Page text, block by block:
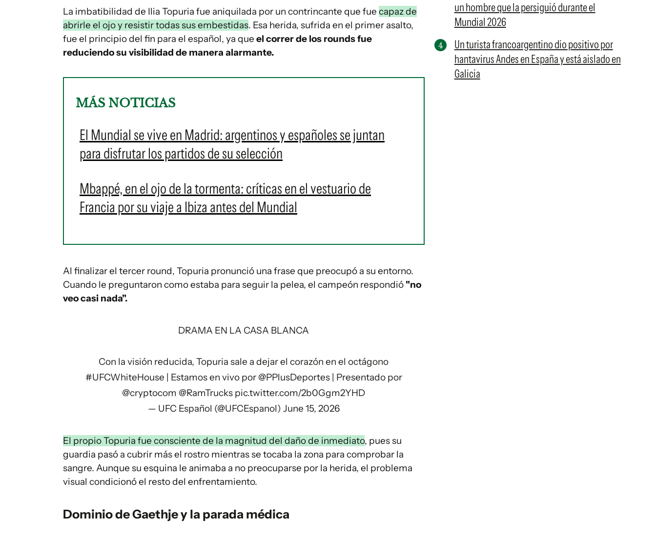
La imbatibilidad de Ilia Topuria fue aniquilada por un contrincante que fue capaz de
abrirle el ojo y resistir todas sus embestidas. Esa herida, sufrida en el primer asalto,
fue el principio del fin para el español, ya que el correr de los rounds fue
reduciendo su visibilidad de manera alarmante.
MÁS NOTICIAS
El Mundial se vive en Madrid: argentinos y españoles se juntan
para disfrutar los partidos de su selección
Mbappé, en el ojo de la tormenta: críticas en el vestuario de
Francia por su viaje a Ibiza antes del Mundial
Al finalizar el tercer round, Topuria pronunció una frase que preocupó a su entorno.
Cuando le preguntaron como estaba para seguir la pelea, el campeón respondió "no
veo casi nada".
DRAMA EN LA CASA BLANCA
Con la visión reducida, Topuria sale a dejar el corazón en el octágono
#UFCWhiteHouse | Estamos en vivo por @PPlusDeportes| Presentado por
@cryptocom @RamTrucks pic.twitter.com/2b0Ggm2YHD
— UFC Español (@UFCEspanol) June 15, 2026
El propio Topuria fue consciente de la magnitud del daño de inmediato, pues su
guardia pasó a cubrir más el rostro mientras se tocaba la zona para comprobar la
sangre. Aunque su esquina le animaba a no preocuparse por la herida, el problema
visual condicionó el resto del enfrentamiento.
Dominio de Gaethje y la parada médica
un hombre que la persiguió durante el
Mundial 2026
Un turista francoargentino dio positivo por
hantavirus Andes en España y está aislado en
Galicia